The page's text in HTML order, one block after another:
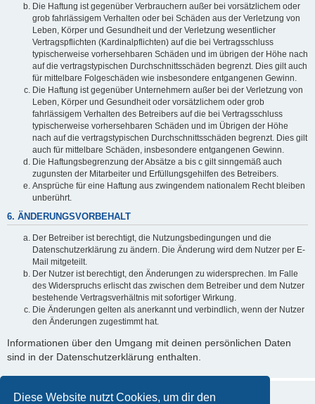
Diese Website nutzt Cookies, um dir den
Die Haftung ist gegenüber Verbrauchern außer bei vorsätzlichem oder
grob fahrlässigem Verhalten oder bei Schäden aus der Verletzung von
Leben, Körper und Gesundheit und der Verletzung wesentlicher
Vertragspflichten (Kardinalpflichten) auf die bei Vertragsschluss
typischerweise vorhersehbaren Schäden und im übrigen der Höhe nach
auf die vertragstypischen Durchschnittsschäden begrenzt. Dies gilt auch
für mittelbare Folgeschäden wie insbesondere entgangenen Gewinn.
Die Haftung ist gegenüber Unternehmern außer bei der Verletzung von
Leben, Körper und Gesundheit oder vorsätzlichem oder grob
fahrlässigem Verhalten des Betreibers auf die bei Vertragsschluss
typischerweise vorhersehbaren Schäden und im Übrigen der Höhe
nach auf die vertragstypischen Durchschnittsschäden begrenzt. Dies gilt
auch für mittelbare Schäden, insbesondere entgangenen Gewinn.
Die Haftungsbegrenzung der Absätze a bis c gilt sinngemäß auch
zugunsten der Mitarbeiter und Erfüllungsgehilfen des Betreibers.
Ansprüche für eine Haftung aus zwingendem nationalem Recht bleiben
unberührt.
6. ÄNDERUNGSVORBEHALT
Der Betreiber ist berechtigt, die Nutzungsbedingungen und die
Datenschutzerklärung zu ändern. Die Änderung wird dem Nutzer per E-
Mail mitgeteilt.
Der Nutzer ist berechtigt, den Änderungen zu widersprechen. Im Falle
des Widerspruchs erlischt das zwischen dem Betreiber und dem Nutzer
bestehende Vertragsverhältnis mit sofortiger Wirkung.
Die Änderungen gelten als anerkannt und verbindlich, wenn der Nutzer
den Änderungen zugestimmt hat.
Informationen über den Umgang mit deinen persönlichen Daten
sind in der Datenschutzerklärung enthalten.